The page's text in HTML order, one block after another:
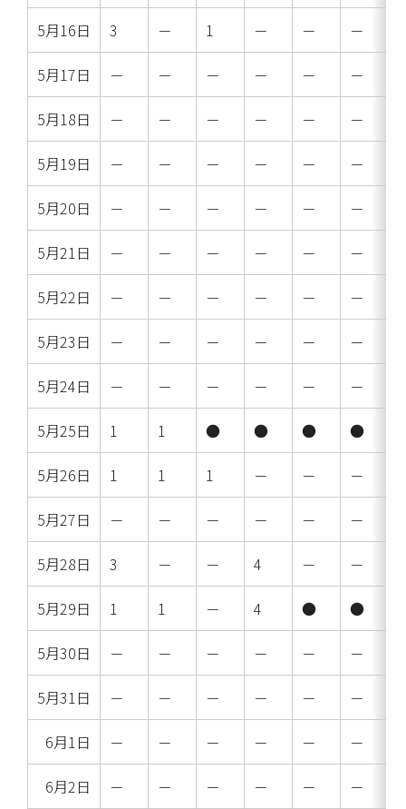
5月16日 3 － 1 － － －
5月17日 － － － － － －
5月18日 － － － － － －
5月19日 － － － － － －
5月20日 － － － － － －
5月21日 － － － － － －
5月22日 － － － － － －
5月23日 － － － － － －
5月24日 － － － － － －
5月25日 1 1 ● ● ● ●
5月26日 1 1 1 － － －
5月27日 － － － － － －
5月28日 3 － － 4 － －
5月29日 1 1 － 4 ● ●
5月30日 － － － － － －
5月31日 － － － － － －
6月1日 － － － － － －
6月2日 － － － － － －